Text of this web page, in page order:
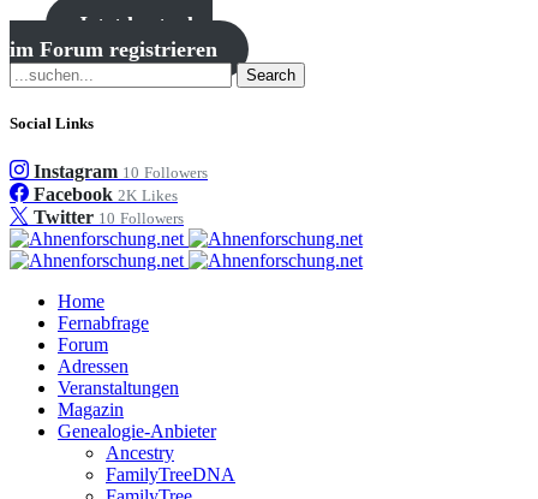
Jetzt kostenlos
im Forum registrieren
Search
Social Links
Instagram 10 Followers
Facebook 2K Likes
Twitter 10 Followers
Home
Fernabfrage
Forum
Adressen
Veranstaltungen
Magazin
Genealogie-Anbieter
Ancestry
FamilyTreeDNA